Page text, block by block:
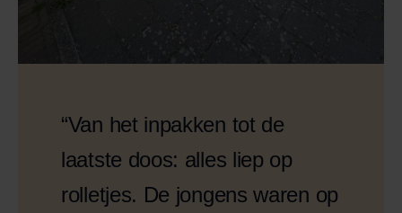
“Van het inpakken tot de
laatste doos: alles liep op
rolletjes. De jongens waren op